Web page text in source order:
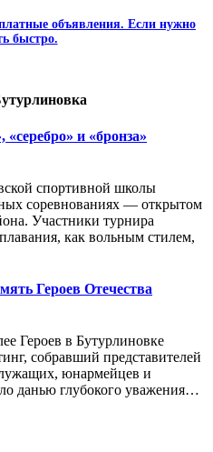
объявления. Если нужно
быстро.
и «бронза»
спортивной школы
соревнованиях — открытом
Участники турнира
как вольным стилем,
Героев Отечества
Героев в Бутурлиновке
собравший представителей
юнармейцев и
данью глубокого уважения…